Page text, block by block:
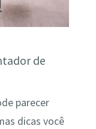
de
parecer
dicas você